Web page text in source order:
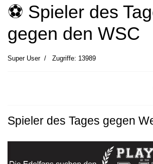
⚽️ Spieler des
gegen den WSC
Super User Zugriffe: 13989
Spieler des Tages gegen